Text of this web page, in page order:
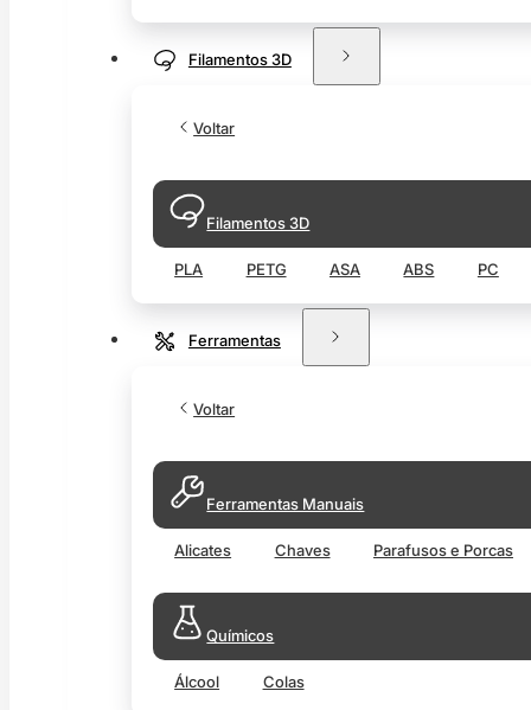
Filamentos 3D
Voltar
Filamentos 3D
PLA PETG ASA ABS PC
Ferramentas
Voltar
Ferramentas Manuais
Alicates Chaves Parafusos e Porcas
Químicos
Álcool Colas